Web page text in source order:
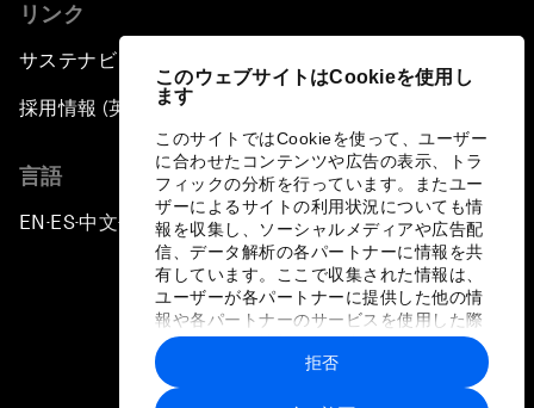
このウェブサイトはCookieを使用し
ます
このサイトではCookieを使って、ユーザー
に合わせたコンテンツや広告の表示、トラ
フィックの分析を行っています。またユー
ザーによるサイトの利用状況についても情
報を収集し、ソーシャルメディアや広告配
信、データ解析の各パートナーに情報を共
有しています。ここで収集された情報は、
ユーザーが各パートナーに提供した他の情
報や各パートナーのサービスを使用した際
に収集された情報と組み合わされ、各パー
トナーによって使用されることがありま
す。
拒否
リンク
サステナビリティへの取り組み
採用情報 (英語のみ)
言語
EN ▪ ES▪中文▪ 日本語
プライバシーポリシーと利用規約